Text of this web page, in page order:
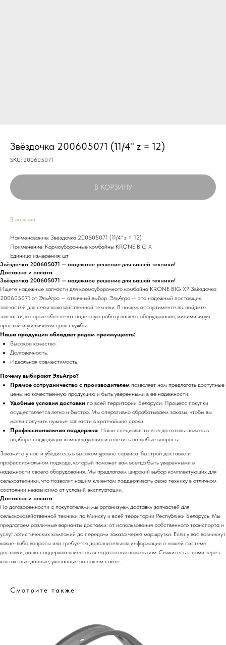
Звёздочка 200605071 (11/4" z = 12)
SKU: 200605071
В КОРЗИНУ
В наличии
Наименование: Звёздочка 200605071 (11/4" z = 12)
Применение: Кормоуборочные комбайны KRONE BIG X
Единица измерения: шт
Звёздочка 200605071 — надежное решение для вашей техники!
Доставка и оплата
Звёздочка 200605071 — надежное решение для вашей техники!
Ищете надежные запчасти для кормоуборочного комбайна KRONE BIG X? Звёздочка
200605071 от ЭльАгро — отличный выбор. ЭльАгро — это надежный поставщик
запчастей для сельскохозяйственной техники. В нашем ассортименте вы найдете
запчасти, которые обеспечат надежную работу вашего оборудования, минимизируя
простой и увеличивая срок службы.
Наша продукция обладает рядом преимуществ:
Высокое качество.
Долговечность.
Идеальная совместимость.
Почему выбирают ЭльАгро?
Прямое сотрудничество с производителем позволяет нам предлагать доступные
цены на качественную продукцию и быть уверенными в ее надежности.
Удобные условия доставки по всей территории Беларуси. Процесс покупки
осуществляется легко и быстро. Мы оперативно обрабатываем заказы, чтобы вы
могли получить нужные запчасти в кратчайшие сроки.
Профессиональная поддержка: Наши специалисты всегда готовы помочь в
подборе подходящих комплектующих и ответить на любые вопросы.
Закажите у нас и убедитесь в высоком уровне сервиса, быстрой доставке и
профессиональном подходе, который поможет вам всегда быть уверенными в
надежности своего оборудования. Мы предлагаем широкий выбор комплектующих для
сельхозтехники, что позволит нашим клиентам поддерживать свою технику в отличном
состоянии независимо от условий эксплуатации.
Доставка и оплата
По договоренности с покупателями мы организуем доставку запчастей для
сельскохозяйственной техники по Минску и всей территории Республики Беларусь. Мы
предлагаем различные варианты доставки: от использования собственного транспорта и
услуг логистических компаний до передачи заказа через маршрутки. Если у вас возникнут
какие-либо вопросы или требуется дополнительная информация о нашей системе
доставки, наша поддержка клиентов всегда готова помочь вам. Свяжитесь с нами через
контактные данные, указанные на нашем сайте.
Смотрите также